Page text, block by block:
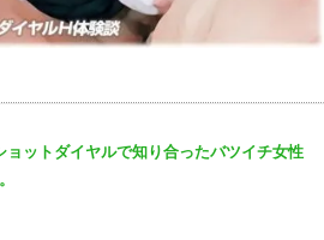
ョットダイヤルで知り合ったバツイチ女性